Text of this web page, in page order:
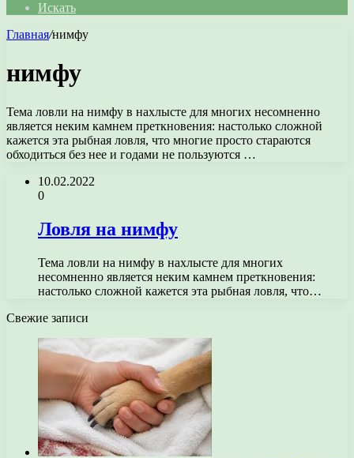
Искать
Главная/нимфу
нимфу
Тема ловли на нимфу в нахлысте для многих несомненно
является неким камнем преткновения: настолько сложной
кажется эта рыбная ловля, что многие просто стараются
обходиться без нее и годами не пользуются …
10.02.2022
0
Ловля на нимфу
Тема ловли на нимфу в нахлысте для многих
несомненно является неким камнем преткновения:
настолько сложной кажется эта рыбная ловля, что…
Свежие записи